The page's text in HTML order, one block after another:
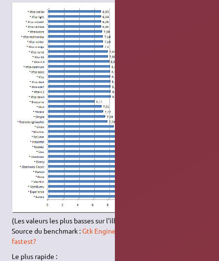
(Les valeurs les plus basses sur l'illustration sont les meilleures)
Source du benchmark :Gtk Engines Benchmarks – What’s the
fastest?
Le plus rapide :